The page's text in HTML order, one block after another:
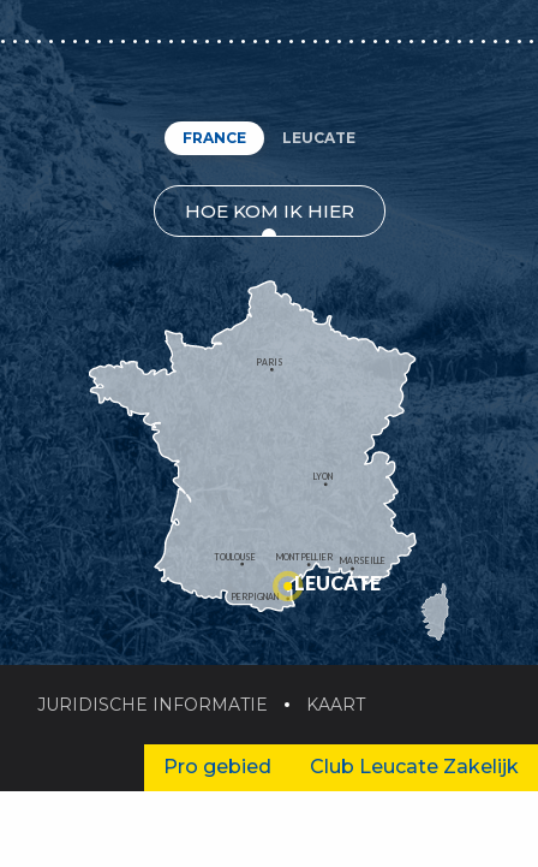
FRANCE LEUCATE
HOE KOM IK HIER
MONTPELLIER
PERPIGNAN
MARSEILLE
TOULOUSE
LYON
PARIS
LEUCATE
JURIDISCHE INFORMATIE KAART
Pro gebied Club Leucate Zakelijk